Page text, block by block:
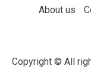
About us
Copyright © All